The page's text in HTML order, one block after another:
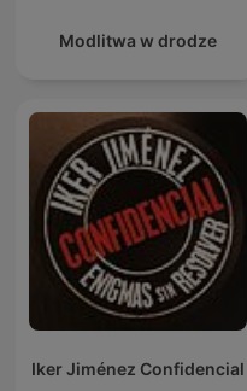
Modlitwa w drodze
Iker Jiménez Confidencial